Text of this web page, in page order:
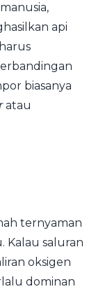
api
biasanya
atau
ternyaman
Kalau saluran
oksigen
dominan